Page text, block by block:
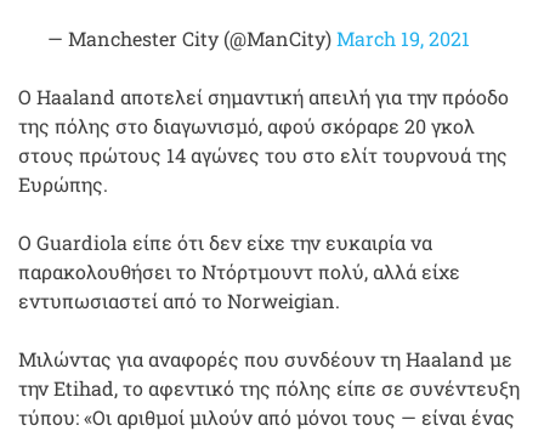
— Manchester City (@ManCity)March 19, 2021
Ο Haaland αποτελεί σημαντική απειλή για την πρόοδο
της πόλης στο διαγωνισμό, αφού σκόραρε 20 γκολ
στους πρώτους 14 αγώνες του στο ελίτ τουρνουά της
Ευρώπης.
Ο Guardiola είπε ότι δεν είχε την ευκαιρία να
παρακολουθήσει το Ντόρτμουντ πολύ, αλλά είχε
εντυπωσιαστεί από το Norweigian.
Μιλώντας για αναφορές που συνδέουν τη Haaland με
την Etihad, το αφεντικό της πόλης είπε σε συνέντευξη
τύπου: «Οι αριθμοί μιλούν από μόνοι τους — είναι ένας